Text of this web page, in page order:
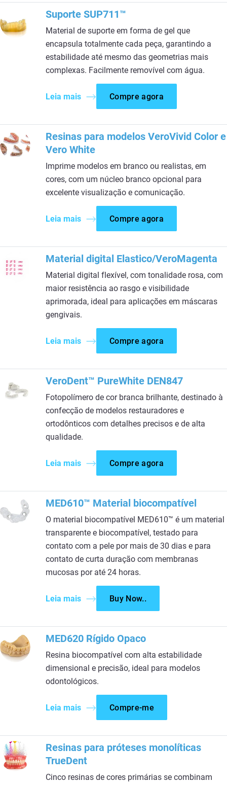
Suporte SUP711™​
Material de suporte em forma de gel que
encapsula totalmente cada peça, garantindo a
estabilidade até mesmo das geometrias mais
complexas. Facilmente removível com água.​
Leia mais Compre agora
Resinas para modelos VeroVivid Color e
Vero White
Imprime modelos em branco ou realistas, em
cores, com um núcleo branco opcional para
excelente visualização e comunicação.
Leia mais Compre agora
Material digital Elastico/VeroMagenta​
Material digital flexível, com tonalidade rosa, com
maior resistência ao rasgo e visibilidade
aprimorada, ideal para aplicações em máscaras
gengivais.​
Leia mais Compre agora
VeroDent™ PureWhite DEN847
Fotopolímero de cor branca brilhante, destinado à
confecção de modelos restauradores e
ortodônticos com detalhes precisos e de alta
qualidade.​
Leia mais Compre agora
MED610™ Material biocompatível
O material biocompatível MED610™ é um material
transparente e biocompatível, testado para
contato com a pele por mais de 30 dias e para
contato de curta duração com membranas
mucosas por até 24 horas.
Leia mais Buy Now..
MED620 Rígido Opaco
Resina biocompatível com alta estabilidade
dimensional e precisão, ideal para modelos
odontológicos.
Leia mais Compre-me
Resinas para próteses monolíticas
TrueDent
Cinco resinas de cores primárias se combinam